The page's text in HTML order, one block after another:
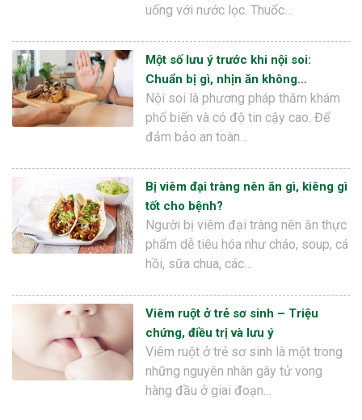
uống với nước lọc. Thuốc…
Một số lưu ý trước khi nội soi:
Chuẩn bị gì, nhịn ăn không…
Nội soi là phương pháp thăm khám
phổ biến và có độ tin cậy cao. Để
đảm bảo an toàn…
Bị viêm đại tràng nên ăn gì, kiêng gì
tốt cho bệnh?
Người bị viêm đại tràng nên ăn thực
phẩm dễ tiêu hóa như cháo, soup, cá
hồi, sữa chua, các…
Viêm ruột ở trẻ sơ sinh – Triệu
chứng, điều trị và lưu ý
Viêm ruột ở trẻ sơ sinh là một trong
những nguyên nhân gây tử vong
hàng đầu ở giai đoạn…